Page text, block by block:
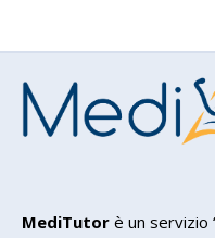
MediTutor è un servizio